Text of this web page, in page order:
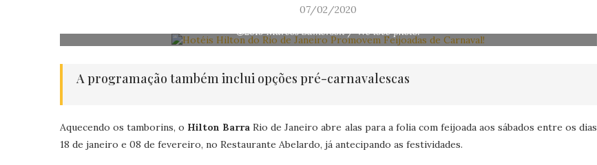
07/02/2020
©2019 Marcos Samerson / We love photo!
A programação também inclui opções pré-carnavalescas
Aquecendo os tamborins, o Hilton Barra Rio de Janeiro abre alas para a folia com feijoada aos sábados entre os dias
18 de janeiro e 08 de fevereiro, no Restaurante Abelardo, já antecipando as festividades.